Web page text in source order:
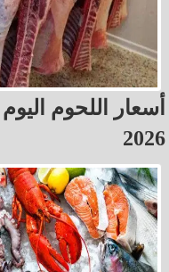
2026